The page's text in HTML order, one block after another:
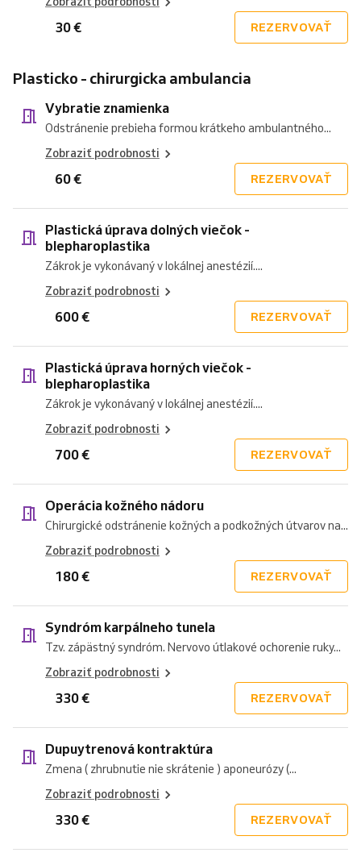
30 € REZERVOVAŤ
Plasticko - chirurgicka ambulancia
Vybratie znamienka
Odstránenie prebieha formou krátkeho ambulantného...
Zobraziť podrobnosti
60 € REZERVOVAŤ
Plastická úprava dolných viečok -
blepharoplastika
Zákrok je vykonávaný v lokálnej anestézií....
Zobraziť podrobnosti
600 € REZERVOVAŤ
Plastická úprava horných viečok -
blepharoplastika
Zákrok je vykonávaný v lokálnej anestézií....
Zobraziť podrobnosti
700 € REZERVOVAŤ
Operácia kožného nádoru
Chirurgické odstránenie kožných a podkožných útvarov na...
Zobraziť podrobnosti
180 € REZERVOVAŤ
Syndróm karpálneho tunela
Tzv. zápästný syndróm. Nervovo útlakové ochorenie ruky...
Zobraziť podrobnosti
330 € REZERVOVAŤ
Dupuytrenová kontraktúra
Zmena ( zhrubnutie nie skrátenie ) aponeurózy (...
Zobraziť podrobnosti
330 € REZERVOVAŤ